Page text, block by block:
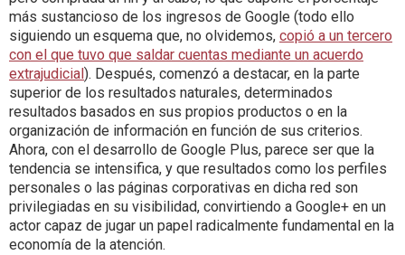
más sustancioso de los ingresos de Google (todo ello
siguiendo un esquema que, no olvidemos, copió a un tercero
con el que tuvo que saldar cuentas mediante un acuerdo
extrajudicial ). Después, comenzó a destacar, en la parte
superior de los resultados naturales, determinados
resultados basados en sus propios productos o en la
organización de información en función de sus criterios.
Ahora, con el desarrollo de Google Plus, parece ser que la
tendencia se intensifica, y que resultados como los perfiles
personales o las páginas corporativas en dicha red son
privilegiadas en su visibilidad, convirtiendo a Google+ en un
actor capaz de jugar un papel radicalmente fundamental en la
economía de la atención.